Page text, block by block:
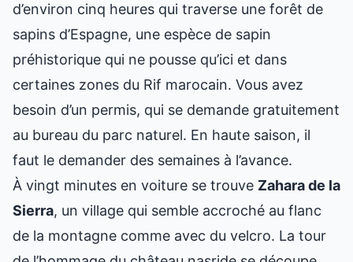
d’environ cinq heures qui traverse une forêt de
sapins d’Espagne, une espèce de sapin
préhistorique qui ne pousse qu’ici et dans
certaines zones du Rif marocain. Vous avez
besoin d’un permis, qui se demande gratuitement
au bureau du parc naturel. En haute saison, il
faut le demander des semaines à l’avance.
À vingt minutes en voiture se trouve Zahara de la
Sierra, un village qui semble accroché au flanc
de la montagne comme avec du velcro. La tour